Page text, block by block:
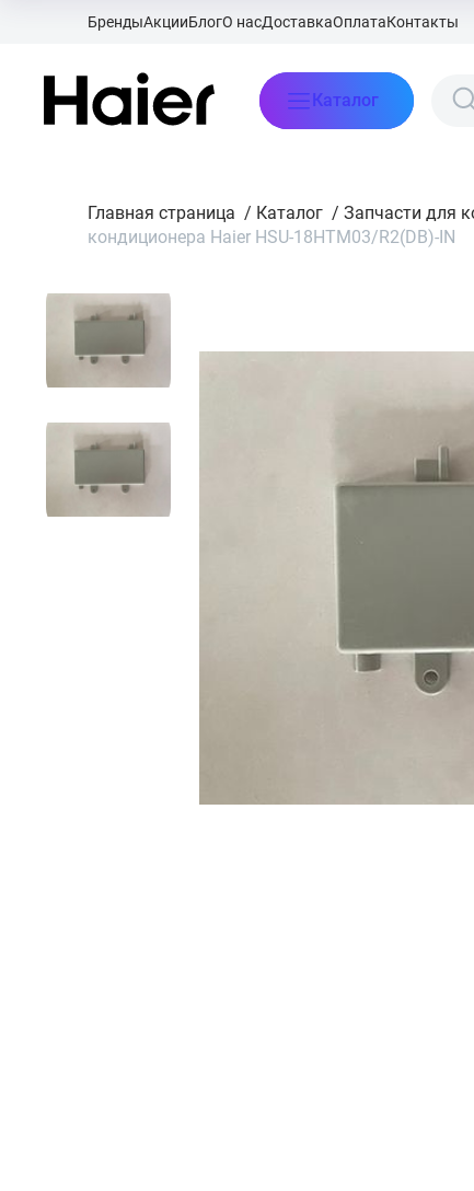
БрендыАкцииБлогО насДоставкаОплатаКонтакты
Каталог
Главная страница / Каталог / Запчасти для
кондиционера Haier HSU-18HTM03/R2(DB)-IN